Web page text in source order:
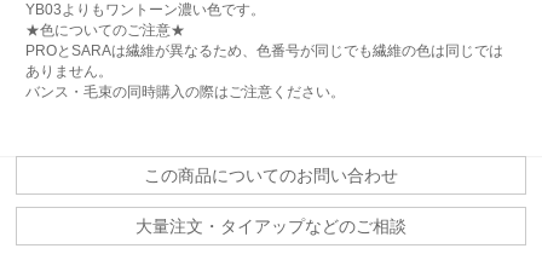
YB03よりもワントーン濃い色です。
★色についてのご注意★
PROとSARAは繊維が異なるため、色番号が同じでも繊維の色は同じでは
ありません。
バンス・毛束の同時購入の際はご注意ください。
この商品についてのお問い合わせ
大量注文・タイアップなどのご相談